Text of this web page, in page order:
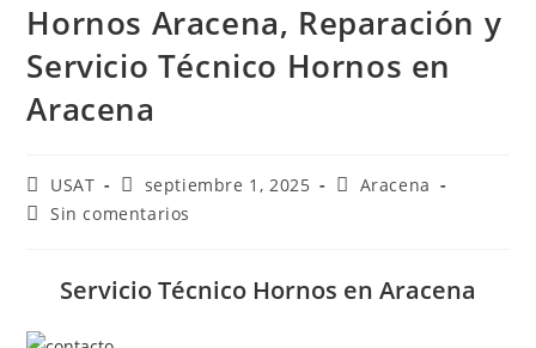
Hornos Aracena, Reparación y
Servicio Técnico Hornos en
Aracena
Autor
de
USAT
Publicación
de
septiembre 1, 2025
Categoría
Aracena
Comentarios
entrada:
Sin comentarios
Servicio Técnico Hornos en Aracena